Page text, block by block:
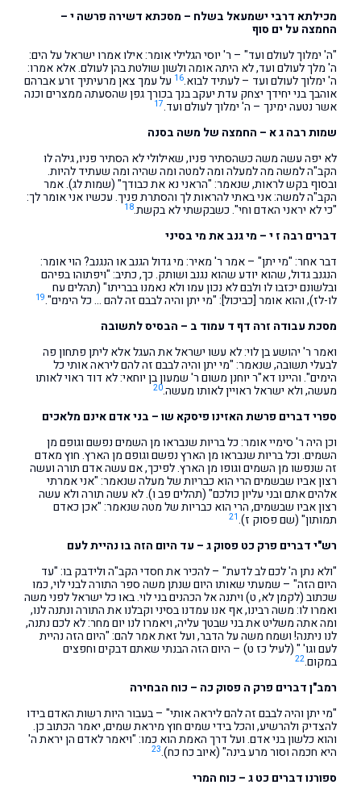
מכילתא דרבי ישמעאל בשלח – מסכתא דשירה פרשה י –
החמצה על ים סוף
"ה' ימלוך לעולם ועד" – ר' יוסי הגלילי אומר: אילו אמרו ישראל על הים:
ה' מלך לעולם ועד, לא היתה אומה ולשון שולטת בהן לעולם. אלא אמרו:
ה' ימלוך לעולם ועד – לעתיד לבוא.16 על עמך צאן מרעיתיך זרע אברהם
אוהבך בני יחידך יצחק עדת יעקב בנך בכורך גפן שהסעתה ממצרים וכנה
אשר נטעה ימינך – ה' ימלוך לעולם ועד.17
שמות רבה ג א – החמצה של משה בסנה
לא יפה עשה משה כשהסתיר פניו, שאילולי לא הסתיר פניו, גילה לו
הקב"ה למשה מה למעלה ומה למטה ומה שהיה ומה שעתיד להיות.
ובסוף בקש לראות, שנאמר: "הראני נא את כבודך" (שמות לג). אמר
הקב"ה למשה: אני באתי להראות לך והסתרת פניך. עכשיו אני אומר לך:
"כי לא יראני האדם וחי". כשבקשתי לא בקשת.18
דברים רבה ז י – מי גנב את מי בסיני
דבר אחר: "מי יתן" – אמר ר' מאיר: מי גדול הגנב או הנגנב? הוי אומר:
הנגנב גדול, שהוא יודע שהוא נגנב ושותק. כך, כתיב: "ויפתוהו בפיהם
ובלשונם יכזבו לו ולבם לא נכון עמו ולא נאמנו בבריתו" (תהלים עח
לו-לז), והוא אומר [כביכול]: "מי יתן והיה לבבם זה להם … כל הימים".19
מסכת עבודה זרה דף ד עמוד ב – הבסיס לתשובה
ואמר ר' יהושע בן לוי: לא עשו ישראל את העגל אלא ליתן פתחון פה
לבעלי תשובה, שנאמר: "מי יתן והיה לבבם זה להם ליראה אותי כל
הימים". והיינו דא"ר יוחנן משום ר' שמעון בן יוחאי: לא דוד ראוי לאותו
מעשה, ולא ישראל ראויין לאותו מעשה.20
ספרי דברים פרשת האזינו פיסקא שו – בני אדם אינם מלאכים
וכן היה ר' סימיי אומר: כל בריות שנבראו מן השמים נפשם וגופם מן
השמים. וכל בריות שנבראו מן הארץ נפשם וגופם מן הארץ. חוץ מאדם
זה שנפשו מן השמים וגופו מן הארץ. לפיכך, אם עשה אדם תורה ועשה
רצון אביו שבשמים הרי הוא כבריות של מעלה שנאמר: "אני אמרתי
אלהים אתם ובני עליון כולכם" (תהלים פב ו). לא עשה תורה ולא עשה
רצון אביו שבשמים, הרי הוא כבריות של מטה שנאמר: "אכן כאדם
תמותון" (שם פסוק ז).21
רש"י דברים פרק כט פסוק ג – עד היום הזה בו נהיית לעם
"ולא נתן ה' לכם לב לדעת" – להכיר את חסדי הקב"ה ולידבק בו: "עד
היום הזה" – שמעתי שאותו היום שנתן משה ספר התורה לבני לוי, כמו
שכתוב (לקמן לא, ט) ויתנה אל הכהנים בני לוי. באו כל ישראל לפני משה
ואמרו לו: משה רבינו, אף אנו עמדנו בסיני וקבלנו את התורה ונתנה לנו,
ומה אתה משליט את בני שבטך עליה, ויאמרו לנו יום מחר: לא לכם נתנה,
לנו ניתנה! ושמח משה על הדבר, ועל זאת אמר להם: "היום הזה נהיית
לעם וגו' " (לעיל כז ט) – היום הזה הבנתי שאתם דבקים וחפצים
במקום.22
רמב"ן דברים פרק ה פסוק כה – כוח הבחירה
"מי יתן והיה לבבם זה להם ליראה אותי" – בעבור היות רשות האדם בידו
להצדיק ולהרשיע, והכל בידי שמים חוץ מיראת שמים, יאמר הכתוב כן.
והוא כלשון בני אדם. ועל דרך האמת הוא כמו: "ויאמר לאדם הן יראת ה'
היא חכמה וסור מרע בינה" (איוב כח כח).23
ספורנו דברים כט ג – כוח המרי